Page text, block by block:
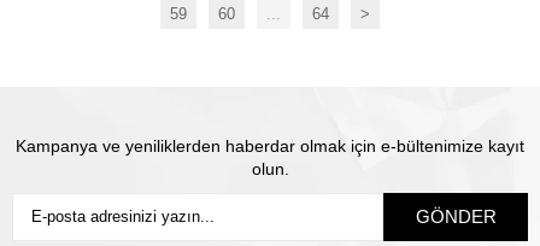
59 60 64 >
Kampanya ve yeniliklerden haberdar olmak için e-bültenimize kayıt
olun.
GÖNDER